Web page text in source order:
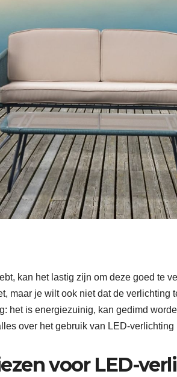
kan het lastig zijn om deze goed te
maar je wilt ook niet dat de verlichting
het is energiezuinig, kan gedimd
over het gebruik van LED-
voor LED-